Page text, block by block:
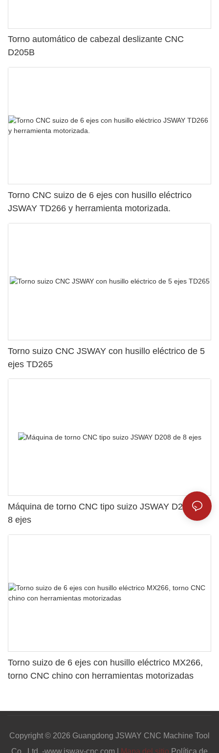
Torno automático de cabezal deslizante CNC
D205B
Torno CNC suizo de 6 ejes con husillo eléctrico
JSWAY TD266 y herramienta motorizada.
Torno suizo CNC JSWAY con husillo eléctrico de 5
ejes TD265
Máquina de torno CNC tipo suizo JSWAY D208 de
8 ejes
Torno suizo de 6 ejes con husillo eléctrico MX266,
torno CNC chino con herramientas motorizadas
Copyright © 2026 Guangdong JSWAY CNC Machine Tool
Co., Ltd. -www.jsway-cnc.com |
Mapa del sitio Política de